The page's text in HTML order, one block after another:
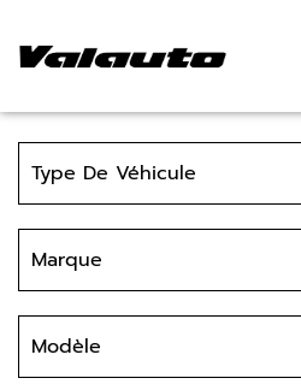
Type De Véhicule
Marque
Modèle